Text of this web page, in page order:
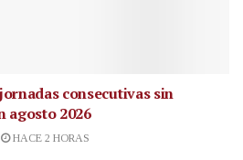
consecutivas sin
agosto 2026
HACE 2 HORAS